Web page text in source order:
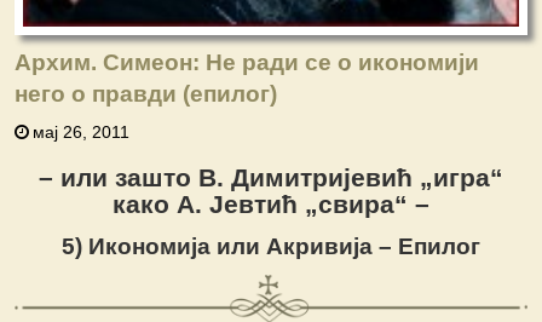
Архим. Симеон: Не ради се о икономији
него о правди (епилог)
мај 26, 2011
– или зашто В. Димитријевић „игра“
како А. Јевтић „свира“ –
5) Икономија или Акривија – Епилог